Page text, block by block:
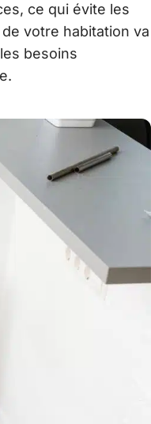
ce qui évite les
votre habitation va
besoins